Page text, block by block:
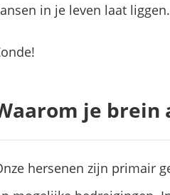
in je leven laat liggen.
je brein
hersenen zijn primair